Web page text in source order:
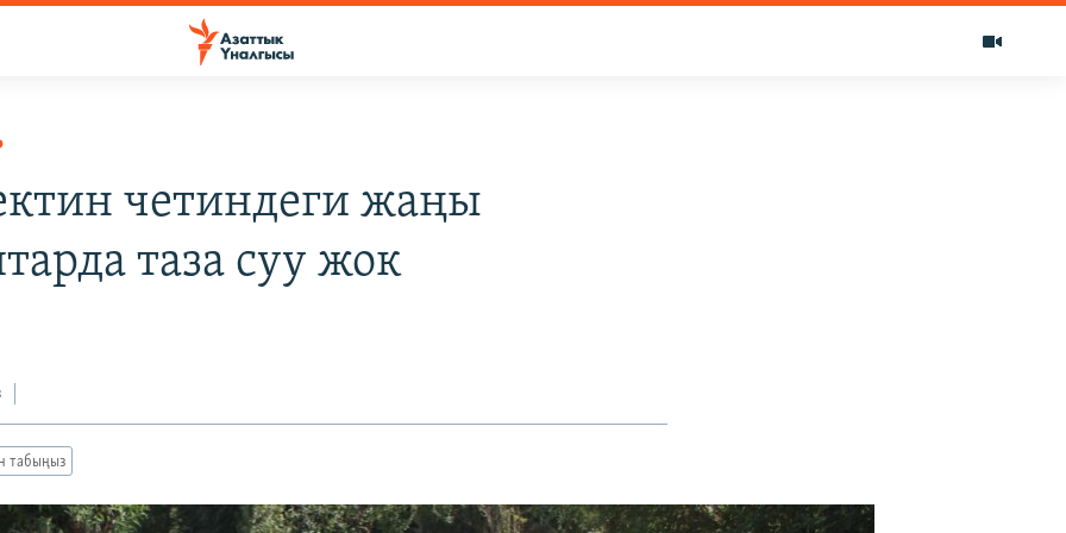
четиндеги жаңы
таза суу жок
табыңыз